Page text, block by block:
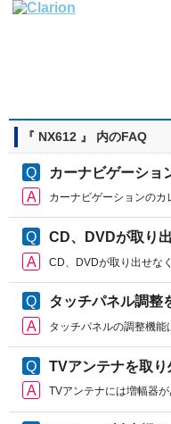
『 NX612 』 内のFAQ
カーナビゲーショ
カーナビゲーションのカ
CD、DVDが取り
CD、DVDが取り出せな
タッチパネル調整
タッチパネルの調整機能
TVアンテナを取り
TVアンテナには増幅器